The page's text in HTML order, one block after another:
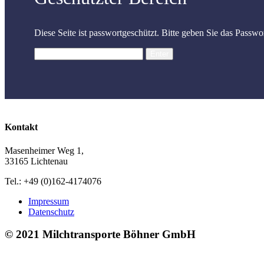
Diese Seite ist passwortgeschützt. Bitte geben Sie das
Kontakt
Masenheimer Weg 1,
33165 Lichtenau
Tel.: +49 (0)162-4174076
Impressum
Datenschutz
© 2021 Milchtransporte Böhner GmbH